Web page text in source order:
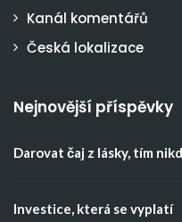
Kanál komentářů
Česká lokalizace
Nejnovější příspěvky
Darovat čaj z lásky, tím
Investice, která se vyplatí